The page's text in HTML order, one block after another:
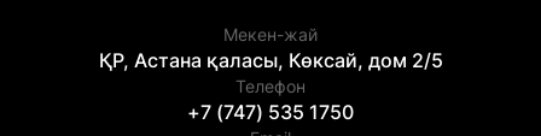
Мекен-жай
ҚР, Астана қаласы, Көксай, дом 2/5
Телефон
+7 (747) 535 1750